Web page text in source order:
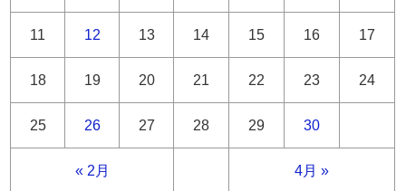
« 2月 4月 »
11 12 13 14 15 16 17
18 19 20 21 22 23 24
25 26 27 28 29 30